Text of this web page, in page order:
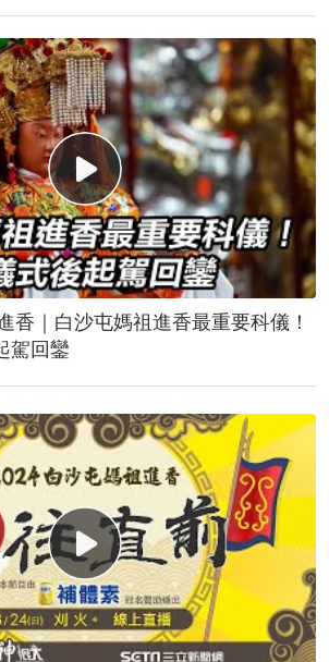
香｜白沙屯媽祖進香最重要科儀！
駕回鑾